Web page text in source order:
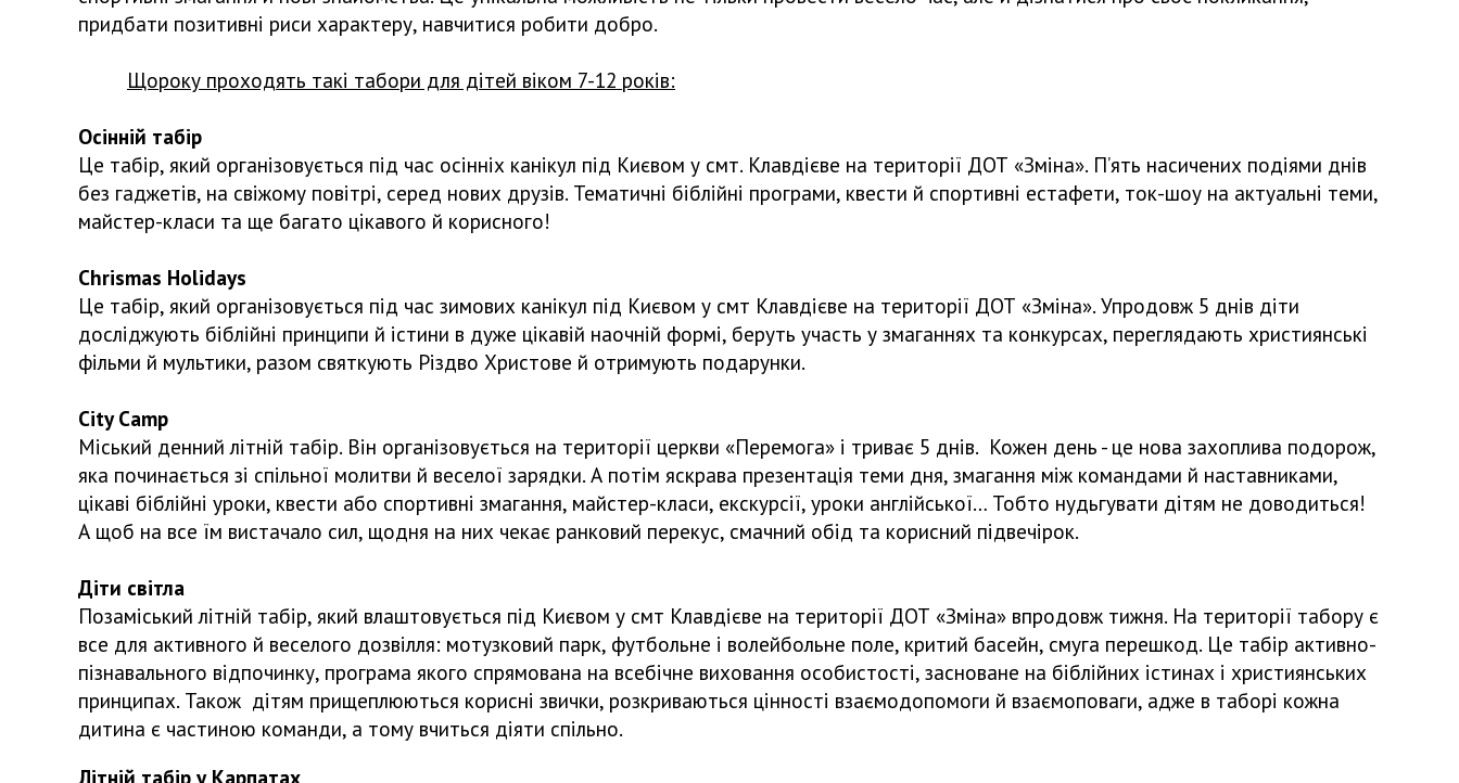
придбати позитивні риси характеру, навчитися робити добро.
Щороку проходять такі табори для дітей віком 7-12 років:
Осінній табір
Це табір, який організовується під час осінніх канікул під Києвом у смт. Клавдієве на території ДОТ «Зміна». П’ять насичених подіями днів
без гаджетів, на свіжому повітрі, серед нових друзів. Тематичні біблійні програми, квести й спортивні естафети, ток-шоу на актуальні теми,
майстер-класи та ще багато цікавого й корисного!
Chrismas Holidays
Це табір, який організовується під час зимових канікул під Києвом у смт Клавдієве на території ДОТ «Зміна». Упродовж 5 днів діти
досліджують біблійні принципи й істини в дуже цікавій наочній формі, беруть участь у змаганнях та конкурсах, переглядають християнські
фільми й мультики, разом святкують Різдво Христове й отримують подарунки.
City Camp
Міський денний літній табір. Він організовується на території церкви «Перемога» і триває 5 днів. Кожен день - це нова захоплива подорож,
яка починається зі спільної молитви й веселої зарядки. А потім яскрава презентація теми дня, змагання між командами й наставниками,
цікаві біблійні уроки, квести або спортивні змагання, майстер-класи, екскурсії, уроки англійської… Тобто нудьгувати дітям не доводиться!
А щоб на все їм вистачало сил, щодня на них чекає ранковий перекус, смачний обід та корисний підвечірок.
Діти світла
Позаміський літній табір, який влаштовується під Києвом у смт Клавдієве на території ДОТ «Зміна» впродовж тижня. На території табору є
все для активного й веселого дозвілля: мотузковий парк, футбольне і волейбольне поле, критий басейн, смуга перешкод. Це табір активно-
пізнавального відпочинку, програма якого спрямована на всебічне виховання особистості, засноване на біблійних істинах і християнських
принципах. Також дітям прищеплюються корисні звички, розкриваються цінності взаємодопомоги й взаємоповаги, адже в таборі кожна
дитина є частиною команди, а тому вчиться діяти спільно.
Літній табір у Карпатах